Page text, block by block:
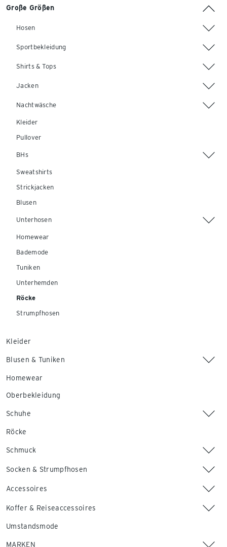
Große Größen
Hosen
Sportbekleidung
Shirts & Tops
Jacken
Nachtwäsche
Kleider
Pullover
BHs
Sweatshirts
Strickjacken
Blusen
Unterhosen
Homewear
Bademode
Tuniken
Unterhemden
Röcke
Strumpfhosen
Kleider
Blusen & Tuniken
Homewear
Oberbekleidung
Schuhe
Röcke
Schmuck
Socken & Strumpfhosen
Accessoires
Koffer & Reiseaccessoires
Umstandsmode
MARKEN